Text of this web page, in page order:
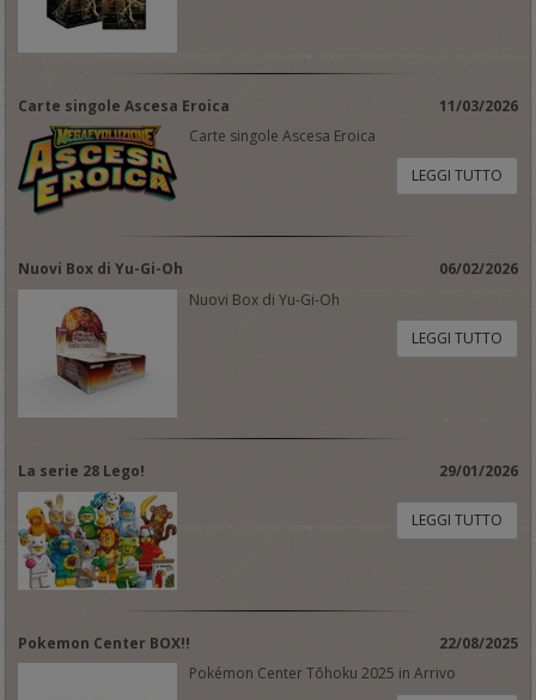
Carte singole Ascesa Eroica
11/03/2026
Carte singole Ascesa Eroica
LEGGI TUTTO
Nuovi Box di Yu-Gi-Oh
06/02/2026
Nuovi Box di Yu-Gi-Oh
LEGGI TUTTO
La serie 28 Lego! 29/01/2026
LEGGI TUTTO
Pokemon Center BOX!!
22/08/2025
Pokémon Center Tōhoku 2025 in Arrivo